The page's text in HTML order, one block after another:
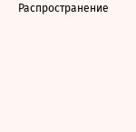
Распространение